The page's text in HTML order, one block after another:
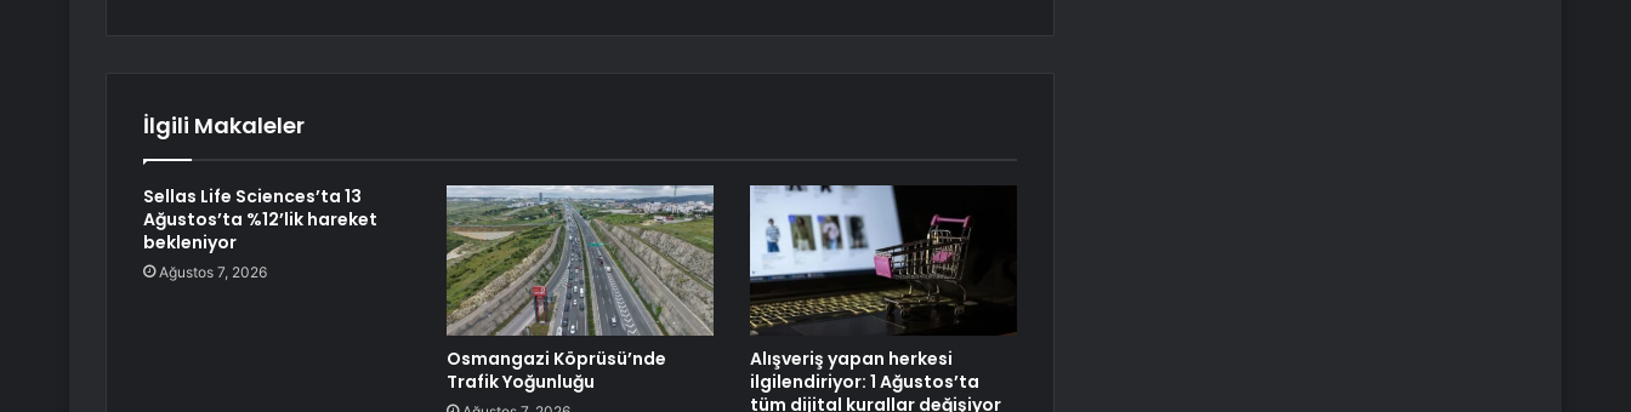
İlgili Makaleler
Sellas Life Sciences’ta 13
Ağustos’ta %12’lik hareket
bekleniyor
Ağustos 7, 2026
Osmangazi Köprüsü’nde
Trafik Yoğunluğu
Alışveriş yapan herkesi
ilgilendiriyor: 1 Ağustos’ta
tüm dijital kurallar değişiyor